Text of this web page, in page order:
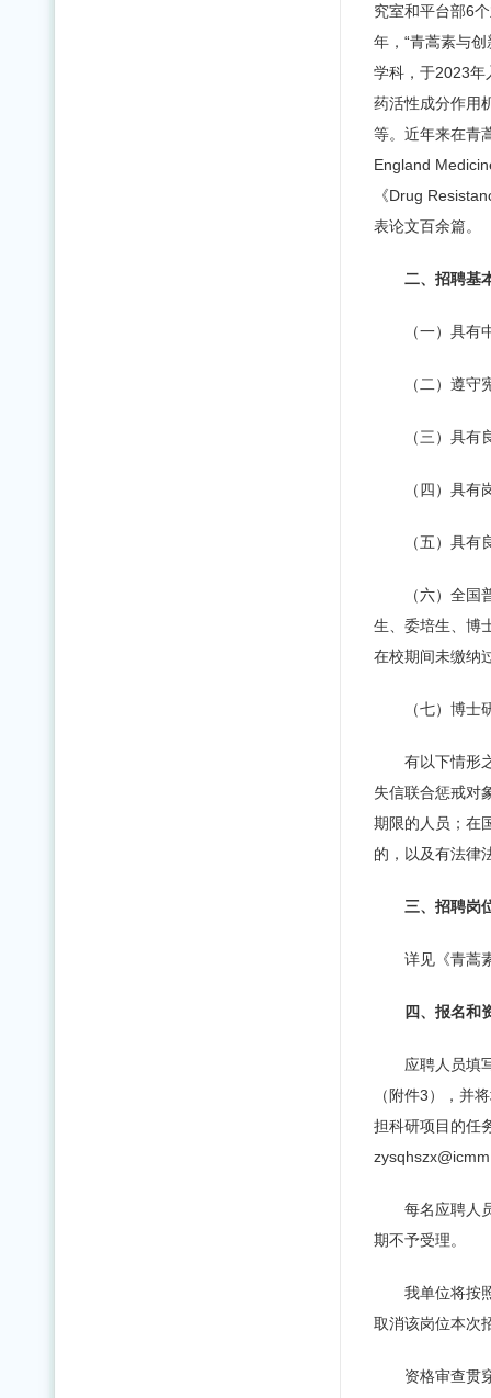
究室和平台部6
年，“青蒿素与
学科，于2023年
药活性成分作用
等。近年来在青
England
《Drug
表论文百余篇。
二、招聘基
（一）具
（二）遵守
（三）具有
（四）具
（五）具
（六）全
生、委培生、博
在校期间未缴纳
（七）博
有以下情形
失信联合惩戒对
期限的人员；在
的，以及有法律
三、招聘岗
详见《青蒿
四、报名和
应聘人员填
（附件3），并
担科研项目的任
每名应聘人
期不予受理。
我单位将按
取消该岗位本次
资格审查贯